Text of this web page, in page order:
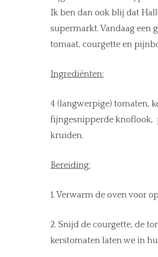
Ik ben dan ook blij dat
supermarkt. Vandaag een
tomaat, courgette en
Ingrediënten:
4 (langwerpige) tomaten,
fijngesnipperde knoflook,
kruiden.
Bereiding:
1. Verwarm de oven voor op
2. Snijd de courgette, de
kerstomaten laten we in